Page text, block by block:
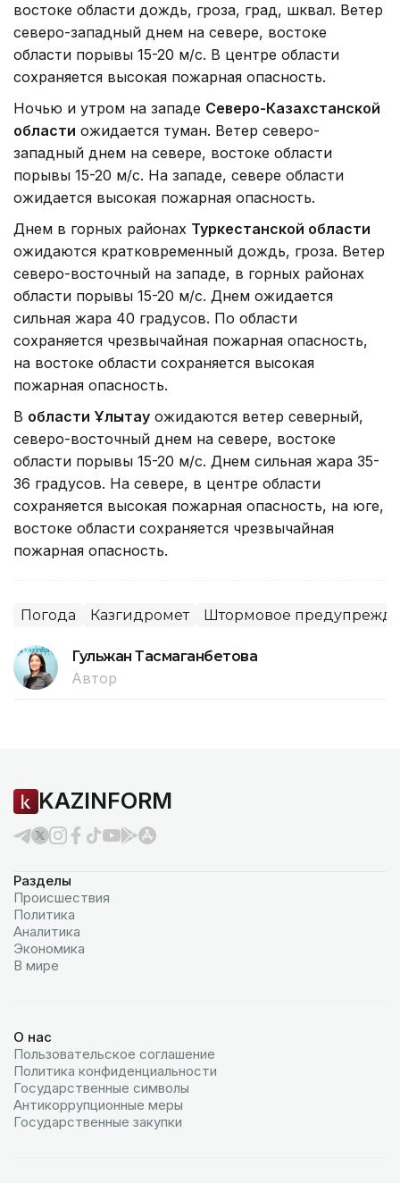
востоке области дождь, гроза, град, шквал. Ветер
северо-западный днем на севере, востоке
области порывы 15-20 м/с. В центре области
сохраняется высокая пожарная опасность.
Ночью и утром на западе Северо-Казахстанской
области ожидается туман. Ветер северо-
западный днем на севере, востоке области
порывы 15-20 м/с. На западе, севере области
ожидается высокая пожарная опасность.
Днем в горных районах Туркестанской области
ожидаются кратковременный дождь, гроза. Ветер
северо-восточный на западе, в горных районах
области порывы 15-20 м/с. Днем ожидается
сильная жара 40 градусов. По области
сохраняется чрезвычайная пожарная опасность,
на востоке области сохраняется высокая
пожарная опасность.
В области Ұлытау ожидаются ветер северный,
северо-восточный днем на севере, востоке
области порывы 15-20 м/с. Днем сильная жара 35-
36 градусов. На севере, в центре области
сохраняется высокая пожарная опасность, на юге,
востоке области сохраняется чрезвычайная
пожарная опасность.
Погода Казгидромет Штормовое
Гульжан Тасмаганбетова
Автор
KAZINFORM
Разделы
Происшествия
Политика
Аналитика
Экономика
В мире
О нас
Пользовательское соглашение
Политика конфиденциальности
Государственные символы
Антикоррупционные меры
Государственные закупки